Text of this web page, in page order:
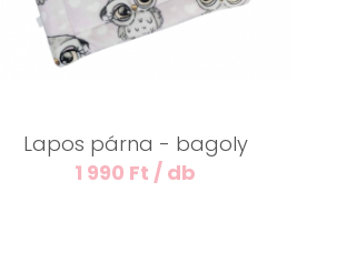
Lapos párna - bagoly
1 990 Ft / db